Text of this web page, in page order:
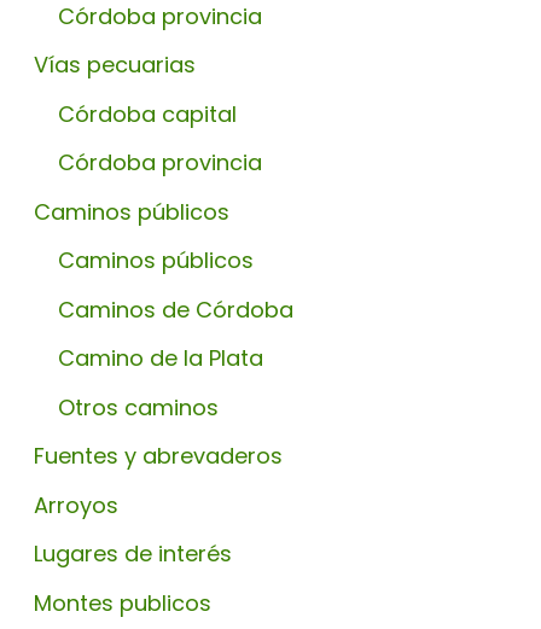
Córdoba provincia
Vías pecuarias
Córdoba capital
Córdoba provincia
Caminos públicos
Caminos públicos
Caminos de Córdoba
Camino de la Plata
Otros caminos
Fuentes y abrevaderos
Arroyos
Lugares de interés
Montes publicos